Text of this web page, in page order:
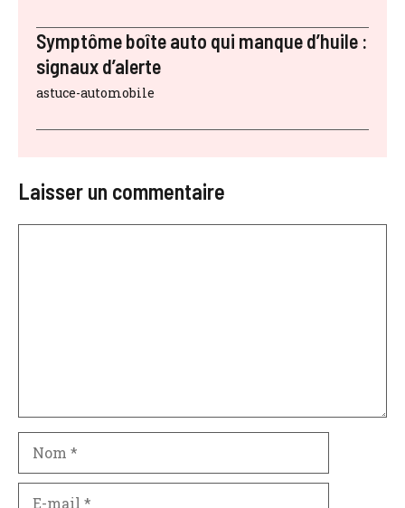
Symptôme boîte auto qui manque d’huile :
signaux d’alerte
astuce-automobile
Laisser un commentaire